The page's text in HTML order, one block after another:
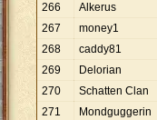
266
Alkerus
267
money1
268
caddy81
269
Delorian
270
Schatten Clan
271
Mondguggerin